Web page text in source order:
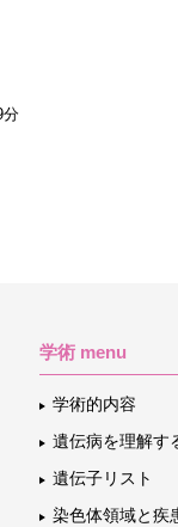
分
学術 menu
学術的内容
遺伝病を理解す
遺伝子リスト
染色体領域と疾